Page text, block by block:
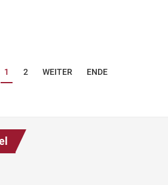
1 2 WEITER ENDE